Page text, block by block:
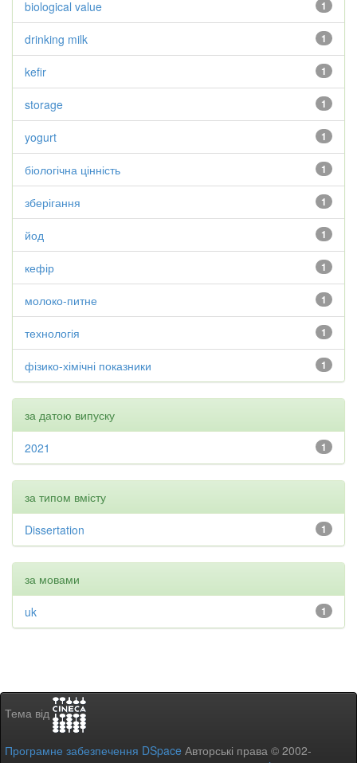
1
biological value
1
drinking milk
1
kefir
1
storage
1
yogurt
1
біологічна цінність
1
зберігання
1
йод
1
кефір
1
молоко-питне
1
технологія
1
фізико-хімічні показники
за датою випуску
1
2021
за типом вмісту
1
Dissertation
за мовами
1
uk
Тема від
Програмне забезпечення DSpace Авторські права © 2002-